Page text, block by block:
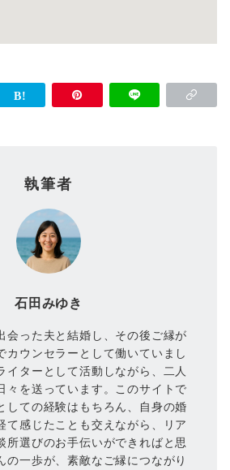
執筆者
石田みゆき
会った夫と結婚し、その後ご縁が
カウンセラーとして働いていまし
イターとして活動しながら、二人
々を送っています。このサイトで
しての経験はもちろん、自身の婚
て感じたことも交えながら、リア
所選びのお手伝いができればと思
の一歩が、素敵なご縁につながり